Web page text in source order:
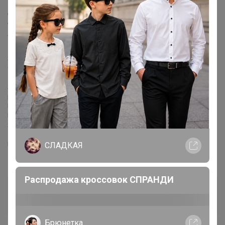
Добрый день. Конечно, после НГ. Еще заказ
формируют. Часть Байки может уже в январе
отправят, остальное-ближе к весне.
Я признаю свою вину, готова все возместить, но мне нужно время.
Сколько времени, честно не знаю. Я устроилась на работу, нужно
1.5 - 2 месяца, что бы освоится и начать зарабатывать.
Я думаю, что мне понадобится минимум пол года, что бы
рассчитаться с вами.
Понимаю, вас. Но, поверьте, я делаю все что бы закрыть долги.
Прошу, вас, подождать.
Я всем, все верну.
Если есть возможность сделайте пере зачёт в пристрое
НАЛИЧИЕ
СЛАДКАЯ
Распродажа кроссовок СПРАНДИ
Брюнетка